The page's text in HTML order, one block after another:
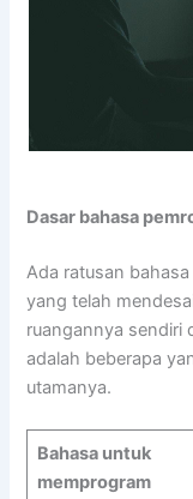
Dasar bahasa
Ada ratusan
yang telah
ruangannya sendiri
adalah beberapa
utamanya.
Bahasa untuk
memprogram